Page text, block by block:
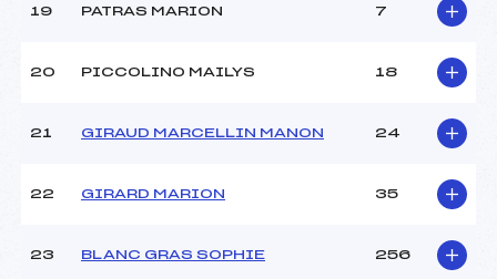
19 PATRAS MARION 7
20 PICCOLINO MAILYS 18
21 GIRAUD MARCELLIN MANON 24
22 GIRARD MARION 35
23 BLANC GRAS SOPHIE 256